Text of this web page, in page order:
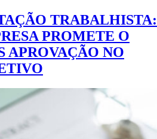
TRABALHISTA:
PROMETE O
APROVAÇÃO NO